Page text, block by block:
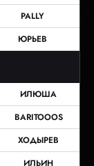
PALLY
ЮРЬЕВ
ИЛЮША
BARITOOOS
ХОДЫРЕВ
ИЛЬИН